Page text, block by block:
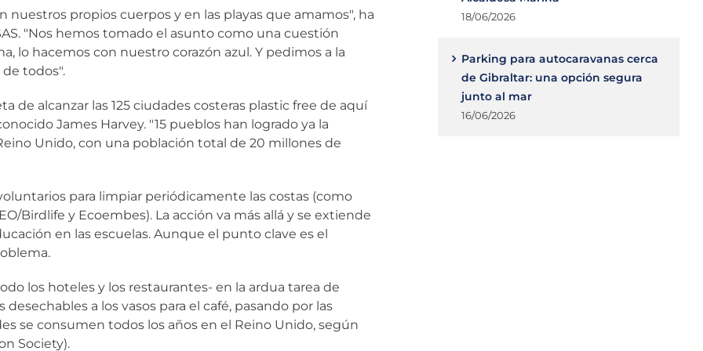
propios cuerpos y en las playas que amamos", ha
"Nos hemos tomado el asunto como una cuestión
lo hacemos con nuestro corazón azul. Y pedimos a la
todos".
de alcanzar las 125 ciudades costeras plastic free de aquí
James Harvey. "15 pueblos han logrado ya la
Unido, con una población total de 20 millones de
para limpiar periódicamente las costas (como
Birdlife y Ecoembes). La acción va más allá y se extiende
en las escuelas. Aunque el punto clave es el
los hoteles y los restaurantes- en la ardua tarea de
a los vasos para el café, pasando por las
se consumen todos los años en el Reino Unido, según
Society).
18/06/2026
Parking para autocaravanas cerca
de Gibraltar: una opción segura
junto al mar
16/06/2026